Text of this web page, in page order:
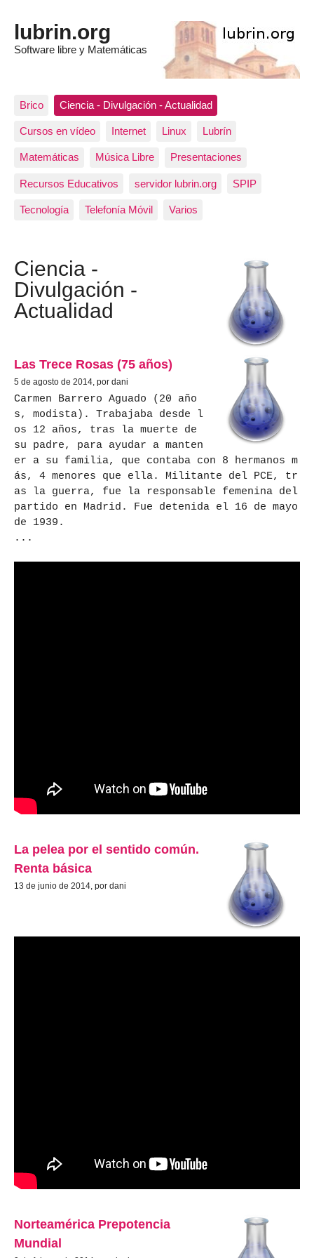
lubrin.org
Software libre y Matemáticas
Brico Ciencia - Divulgación - Actualidad
Cursos en vídeo Internet Linux Lubrín
Matemáticas Música Libre Presentaciones
Recursos Educativos servidor lubrin.org SPIP
Tecnología Telefonía Móvil Varios
Ciencia -
Divulgación -
Actualidad
Las Trece Rosas (75 años)
5 de agosto de 2014, por dani
Carmen Barrero Aguado (20 año
s, modista). Trabajaba desde l
os 12 años, tras la muerte de
su padre, para ayudar a manten
er a su familia, que contaba con 8 hermanos m
ás, 4 menores que ella. Militante del PCE, tr
as la guerra, fue la responsable femenina del
partido en Madrid. Fue detenida el 16 de mayo
de 1939.
La pelea por el sentido común.
Renta básica
13 de junio de 2014, por dani
Norteamérica Prepotencia
Mundial